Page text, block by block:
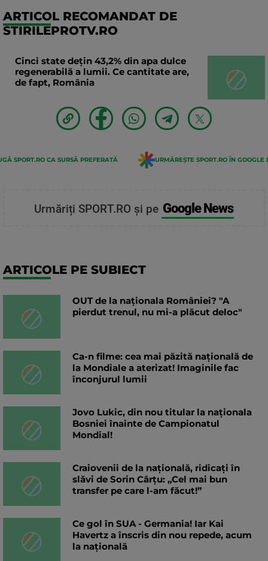
ARTICOL RECOMANDAT DE
STIRILEPROTV.RO
Cinci state dețin 43,2% din apa dulce
regenerabilă a lumii. Ce cantitate are,
de fapt, România
SPORT.RO CA SURSĂ PREFERATĂ URMĂREȘTE SPORT.RO ÎN GOOGLE
Urmăriți SPORT.RO și pe Google News
ARTICOLE PE SUBIECT
OUT de la naționala României? "A
pierdut trenul, nu mi-a plăcut deloc"
Ca-n filme: cea mai păzită națională de
la Mondiale a aterizat! Imaginile fac
înconjurul lumii
Jovo Lukic, din nou titular la naționala
Bosniei înainte de Campionatul
Mondial!
Craiovenii de la națională, ridicați în
slăvi de Sorin Cârțu: „Cel mai bun
transfer pe care l-am făcut!”
Ce gol în SUA - Germania! Iar Kai
Havertz a înscris din nou repede, acum
la națională